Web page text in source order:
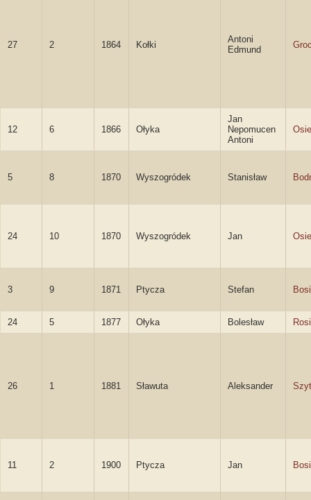
27 2 1864 Kołki
Antoni
Edmund
12 6 1866 Ołyka
Jan
Nepomucen
Antoni
5 8 1870 Wyszogródek Stanisław
24 10 1870 Wyszogródek Jan
3 9 1871 Ptycza Stefan
24 5 1877 Ołyka Bolesław
26 1 1881 Sławuta Aleksander
11 2 1900 Ptycza Jan